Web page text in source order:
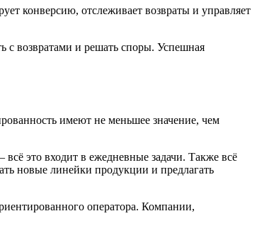
конверсию, отслеживает возвраты и управляет
с возвратами и решать споры. Успешная
имеют не меньшее значение, чем
это входит в ежедневные задачи. Также всё
новые линейки продукции и предлагать
оператора. Компании,